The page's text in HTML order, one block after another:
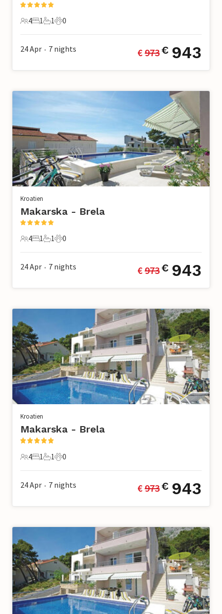
4 Gäste
4
1 Schlafzimmer
1
1 Badezimmer
1
0 Haustiere
0
24 Apr • 7 nights € 973€ 943
Kroatien
Makarska - Brela
4 Gäste
4
1 Schlafzimmer
1
1 Badezimmer
1
0 Haustiere
0
24 Apr • 7 nights € 973€ 943
Kroatien
Makarska - Brela
4 Gäste
4
1 Schlafzimmer
1
1 Badezimmer
1
0 Haustiere
0
24 Apr • 7 nights € 973€ 943